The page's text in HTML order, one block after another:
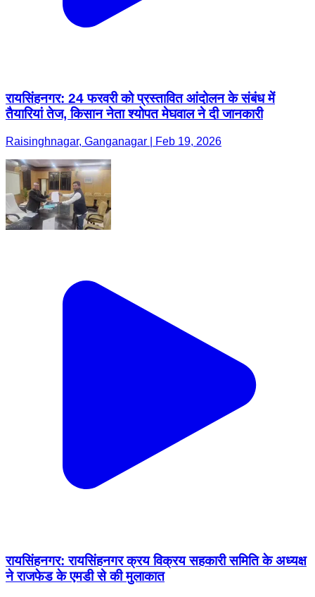
रायसिंहनगर: 24 फरवरी को प्रस्तावित आंदोलन के संबंध में
तैयारियां तेज, किसान नेता श्योपत मेघवाल ने दी जानकारी
Raisinghnagar, Ganganagar | Feb 19, 2026
रायसिंहनगर: रायसिंहनगर क्रय विक्रय सहकारी समिति के अध्यक्ष
ने राजफेड के एमडी से की मुलाकात